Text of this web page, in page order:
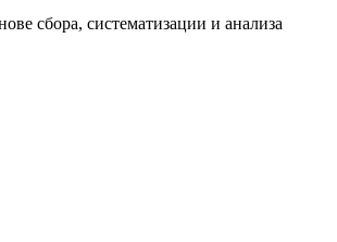
сбора, систематизации и анализа